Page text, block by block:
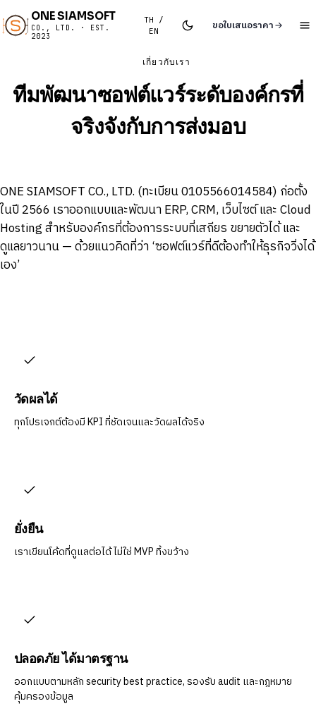
ONE SIAMSOFT
CO., LTD. · EST.
2023
TH /
EN
ขอใบเสนอราคา
เกี่ยวกับเรา
ทีมพัฒนาซอฟต์แวร์ระดับองค์กรที่
จริงจังกับการส่งมอบ
ONE SIAMSOFT CO., LTD. (ทะเบียน 0105566014584) ก่อตั้ง
ในปี 2566 เราออกแบบและพัฒนา ERP, CRM, เว็บไซต์ และ Cloud
Hosting สำหรับองค์กรที่ต้องการระบบที่เสถียร ขยายตัวได้ และ
ดูแลยาวนาน — ด้วยแนวคิดที่ว่า ‘ซอฟต์แวร์ที่ดีต้องทำให้ธุรกิจวิ่งได้
เอง’
วัดผลได้
ทุกโปรเจกต์ต้องมี KPI ที่ชัดเจนและวัดผลได้จริง
ยั่งยืน
เราเขียนโค้ดที่ดูแลต่อได้ ไม่ใช่ MVP ทิ้งขว้าง
ปลอดภัย ได้มาตรฐาน
ออกแบบตามหลัก security best practice, รองรับ audit และกฎหมาย
คุ้มครองข้อมูล